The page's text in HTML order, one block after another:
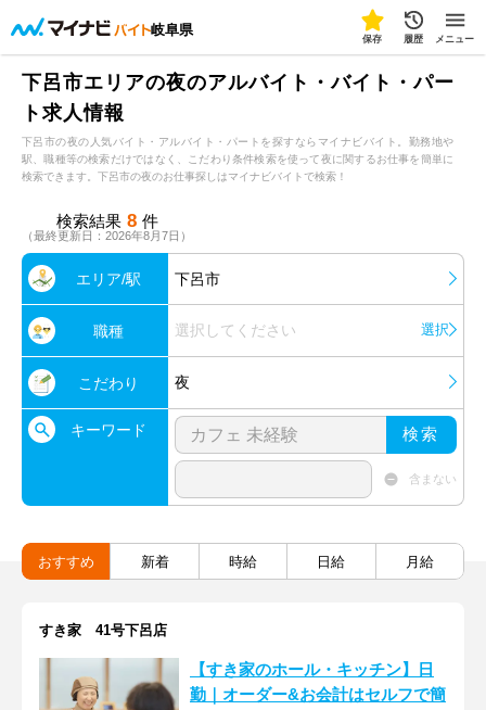
岐阜県
保存 履歴 メニュー
下呂市エリアの夜のアルバイト・バイト・パー
ト求人情報
下呂市の夜の人気バイト・アルバイト・パートを探すならマイナビバイト。勤務地や
駅、職種等の検索だけではなく、こだわり条件検索を使って夜に関するお仕事を簡単に
検索できます。下呂市の夜のお仕事探しはマイナビバイトで検索！
検索結果 8 件
（最終更新日：2026年8月7日）
エリア/駅 下呂市
職種 選択してください 選択
こだわり 夜
キーワード 検索
含まない
おすすめ 新着 時給 日給 月給
すき家 41号下呂店
【すき家のホール・キッチン】日
勤｜オーダー&お会計はセルフで簡